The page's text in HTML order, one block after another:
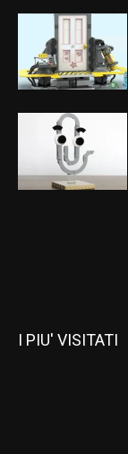
I PIU' VISITATI